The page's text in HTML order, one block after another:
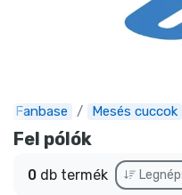
Fanbase Mesés cuccok
Fel pólók
0 db termék
Legújabb cuccok
Express szállítás
Előrendelhető
Outlet cuccok